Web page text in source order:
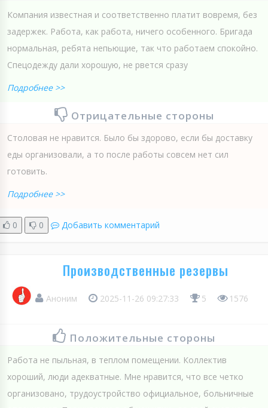
Компания известная и соответственно платит вовремя, без
задержек. Работа, как работа, ничего особенного. Бригада
нормальная, ребята непьющие, так что работаем спокойно.
Спецодежду дали хорошую, не рвется сразу
Подробнее >>
Отрицательные стороны
Столовая не нравится. Было бы здорово, если бы доставку
еды организовали, а то после работы совсем нет сил
готовить.
Подробнее >>
0 0 Добавить комментарий
Производственные резервы
Аноним 2025-11-26 09:27:33 5 1576
Положительные стороны
Работа не пыльная, в теплом помещении. Коллектив
хороший, люди адекватные. Мне нравится, что все четко
организовано, трудоустройство официальное, больничные